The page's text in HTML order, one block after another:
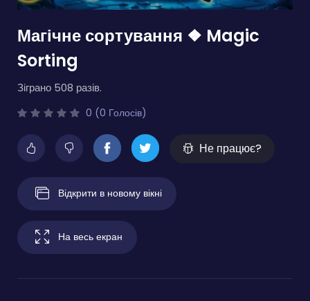
Магічне сортування ❖ Magic
Sorting
Зіграно 508 разів.
0 (0 Голосів)
Не працює?
Відкрити в новому вікні
На весь екран